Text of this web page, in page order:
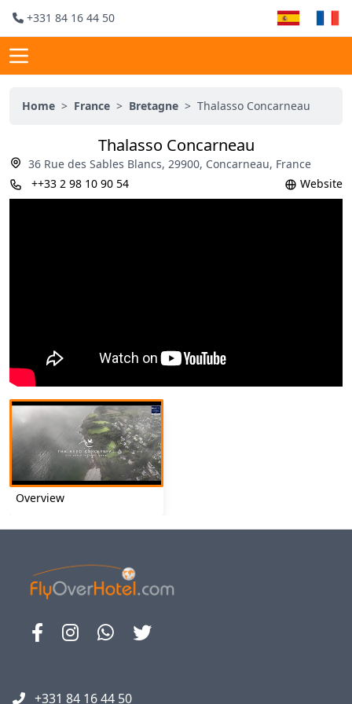
+331 84 16 44 50
Home > France > Bretagne > Thalasso Concarneau
Thalasso Concarneau
36 Rue des Sables Blancs, 29900, Concarneau, France
++33 2 98 10 90 54
Website
Overview
+331 84 16 44 50